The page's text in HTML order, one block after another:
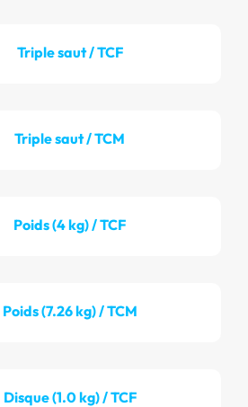
Triple saut / TCF
Triple saut / TCM
Poids (4 kg) / TCF
Poids (7.26 kg) / TCM
Disque (1.0 kg) / TCF